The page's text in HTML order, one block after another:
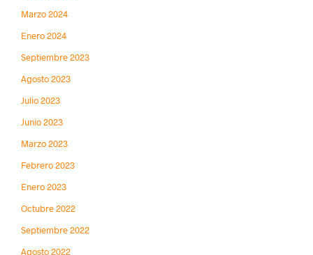
Marzo 2024
Enero 2024
Septiembre 2023
Agosto 2023
Julio 2023
Junio 2023
Marzo 2023
Febrero 2023
Enero 2023
Octubre 2022
Septiembre 2022
Agosto 2022